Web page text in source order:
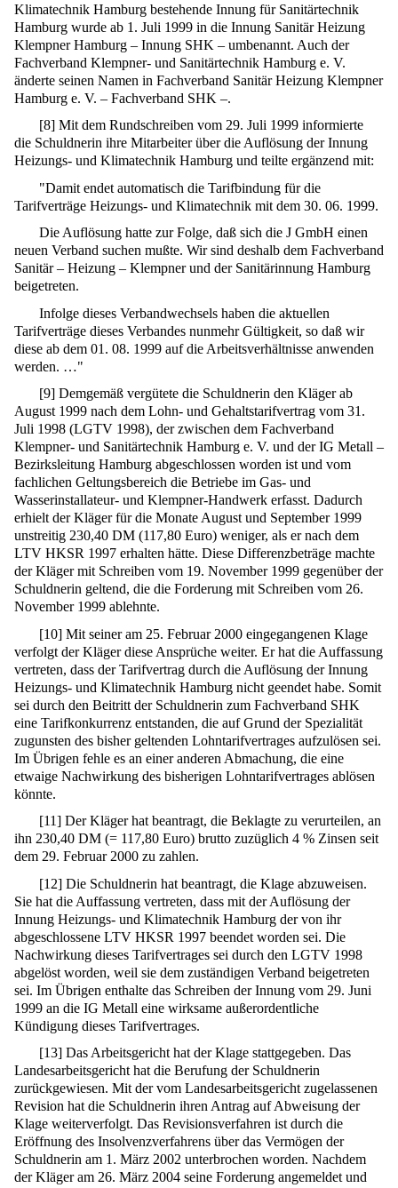
Klimatechnik Hamburg bestehende Innung für Sanitärtechnik
Hamburg wurde ab 1. Juli 1999 in die Innung Sanitär Heizung
Klempner Hamburg – Innung SHK – umbenannt. Auch der
Fachverband Klempner- und Sanitärtechnik Hamburg e. V.
änderte seinen Namen in Fachverband Sanitär Heizung Klempner
Hamburg e. V. – Fachverband SHK –.
[8] Mit dem Rundschreiben vom 29. Juli 1999 informierte
die Schuldnerin ihre Mitarbeiter über die Auflösung der Innung
Heizungs- und Klimatechnik Hamburg und teilte ergänzend mit:
"Damit endet automatisch die Tarifbindung für die
Tarifverträge Heizungs- und Klimatechnik mit dem 30. 06. 1999.
Die Auflösung hatte zur Folge, daß sich die J GmbH einen
neuen Verband suchen mußte. Wir sind deshalb dem Fachverband
Sanitär – Heizung – Klempner und der Sanitärinnung Hamburg
beigetreten.
Infolge dieses Verbandwechsels haben die aktuellen
Tarifverträge dieses Verbandes nunmehr Gültigkeit, so daß wir
diese ab dem 01. 08. 1999 auf die Arbeitsverhältnisse anwenden
werden. …"
[9] Demgemäß vergütete die Schuldnerin den Kläger ab
August 1999 nach dem Lohn- und Gehaltstarifvertrag vom 31.
Juli 1998 (LGTV 1998), der zwischen dem Fachverband
Klempner- und Sanitärtechnik Hamburg e. V. und der IG Metall –
Bezirksleitung Hamburg abgeschlossen worden ist und vom
fachlichen Geltungsbereich die Betriebe im Gas- und
Wasserinstallateur- und Klempner-Handwerk erfasst. Dadurch
erhielt der Kläger für die Monate August und September 1999
unstreitig 230,40 DM (117,80 Euro) weniger, als er nach dem
LTV HKSR 1997 erhalten hätte. Diese Differenzbeträge machte
der Kläger mit Schreiben vom 19. November 1999 gegenüber der
Schuldnerin geltend, die die Forderung mit Schreiben vom 26.
November 1999 ablehnte.
[10] Mit seiner am 25. Februar 2000 eingegangenen Klage
verfolgt der Kläger diese Ansprüche weiter. Er hat die Auffassung
vertreten, dass der Tarifvertrag durch die Auflösung der Innung
Heizungs- und Klimatechnik Hamburg nicht geendet habe. Somit
sei durch den Beitritt der Schuldnerin zum Fachverband SHK
eine Tarifkonkurrenz entstanden, die auf Grund der Spezialität
zugunsten des bisher geltenden Lohntarifvertrages aufzulösen sei.
Im Übrigen fehle es an einer anderen Abmachung, die eine
etwaige Nachwirkung des bisherigen Lohntarifvertrages ablösen
könnte.
[11] Der Kläger hat beantragt, die Beklagte zu verurteilen, an
ihn 230,40 DM (= 117,80 Euro) brutto zuzüglich 4 % Zinsen seit
dem 29. Februar 2000 zu zahlen.
[12] Die Schuldnerin hat beantragt, die Klage abzuweisen.
Sie hat die Auffassung vertreten, dass mit der Auflösung der
Innung Heizungs- und Klimatechnik Hamburg der von ihr
abgeschlossene LTV HKSR 1997 beendet worden sei. Die
Nachwirkung dieses Tarifvertrages sei durch den LGTV 1998
abgelöst worden, weil sie dem zuständigen Verband beigetreten
sei. Im Übrigen enthalte das Schreiben der Innung vom 29. Juni
1999 an die IG Metall eine wirksame außerordentliche
Kündigung dieses Tarifvertrages.
[13] Das Arbeitsgericht hat der Klage stattgegeben. Das
Landesarbeitsgericht hat die Berufung der Schuldnerin
zurückgewiesen. Mit der vom Landesarbeitsgericht zugelassenen
Revision hat die Schuldnerin ihren Antrag auf Abweisung der
Klage weiterverfolgt. Das Revisionsverfahren ist durch die
Eröffnung des Insolvenzverfahrens über das Vermögen der
Schuldnerin am 1. März 2002 unterbrochen worden. Nachdem
der Kläger am 26. März 2004 seine Forderung angemeldet und